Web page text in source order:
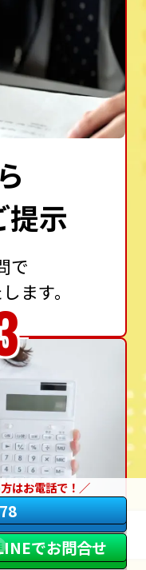
提示
で
ます。
に
はお電話で！
でお問合せ